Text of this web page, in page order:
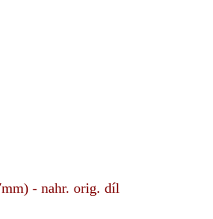
- nahr. orig. díl